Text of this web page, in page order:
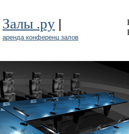
Залы .ру |
аренда конференц залов